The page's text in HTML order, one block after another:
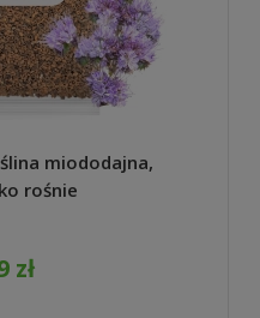
miododajna,
rośnie
zł